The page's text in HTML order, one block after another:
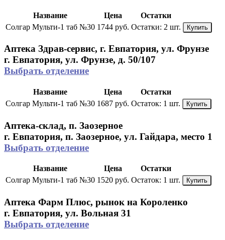
Название Цена
Остатки
Солгар Мульти-1 таб №30 1744 руб. Остатки: 2 шт. Купить
Аптека Здрав-сервис, г. Евпатория, ул. Фрунзе
г. Евпатория, ул. Фрунзе, д. 50/107
Выбрать отделение
Название Цена
Остатки
Солгар Мульти-1 таб №30 1687 руб. Остаток: 1 шт. Купить
Аптека-склад, п. Заозерное
г. Евпатория, п. Заозерное, ул. Гайдара, место 1
Выбрать отделение
Название Цена
Остатки
Солгар Мульти-1 таб №30 1520 руб. Остаток: 1 шт. Купить
Аптека Фарм Плюс, рынок на Короленко
г. Евпатория, ул. Вольная 31
Выбрать отделение